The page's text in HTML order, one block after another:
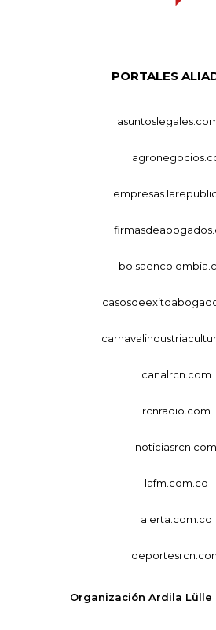
PORTALES
canalrcn.com
rcnradio.com
noticiasrcn.com
lafm.com.co
alerta.com.co
Organización Ardila Lülle